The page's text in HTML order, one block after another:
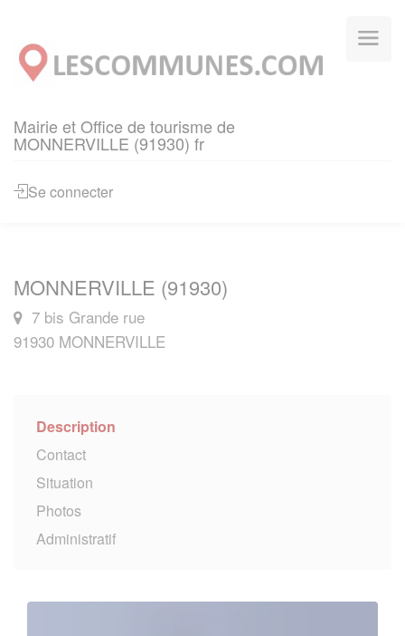
Mairie et Office de tourisme de
MONNERVILLE (91930) fr
Se connecter
MONNERVILLE (91930)
7 bis Grande rue
91930 MONNERVILLE
Description
Contact
Situation
Photos
Administratif